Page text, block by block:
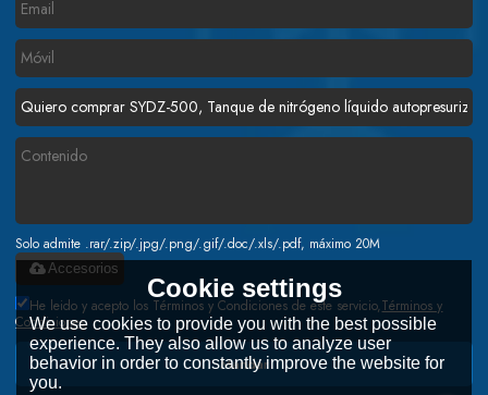
Solo admite .rar/.zip/.jpg/.png/.gif/.doc/.xls/.pdf, máximo 20M
Accesorios
He leido y acepto los Términos y Condiciones de este servicio,Términos y
Condiciones
Mandar
Cookie settings
We use cookies to provide you with the best possible
experience. They also allow us to analyze user
behavior in order to constantly improve the website for
you.